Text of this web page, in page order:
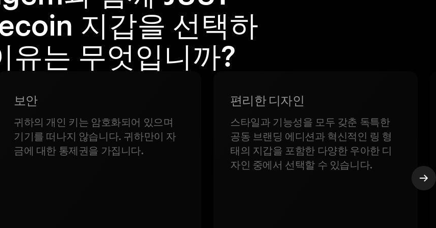
지갑을 선택하
유는 무엇입니까?
보안
귀하의 개인 키는 암호화되어 있으며
기기를 떠나지 않습니다. 귀하만이 자
금에 대한 통제권을 가집니다.
편리한 디자인
스타일과 기능성을 모두 갖춘 독특한
공동 브랜딩 에디션과 혁신적인 링 형
태의 지갑을 포함한 다양한 우아한 디
자인 중에서 선택할 수 있습니다.